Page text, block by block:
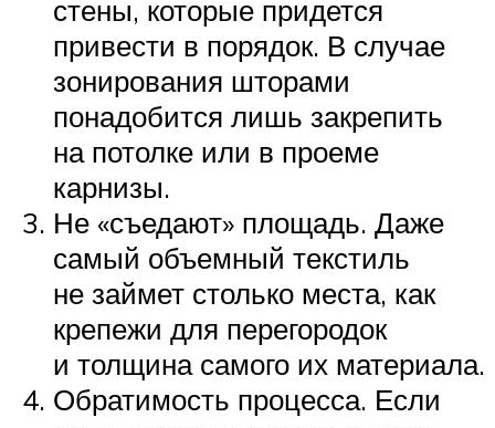
стены, которые придется
привести в порядок. В случае
зонирования шторами
понадобится лишь закрепить
на потолке или в проеме
карнизы.
Не «съедают» площадь. Даже
самый объемный текстиль
не займет столько места, как
крепежи для перегородок
и толщина самого их материала.
Обратимость процесса. Если